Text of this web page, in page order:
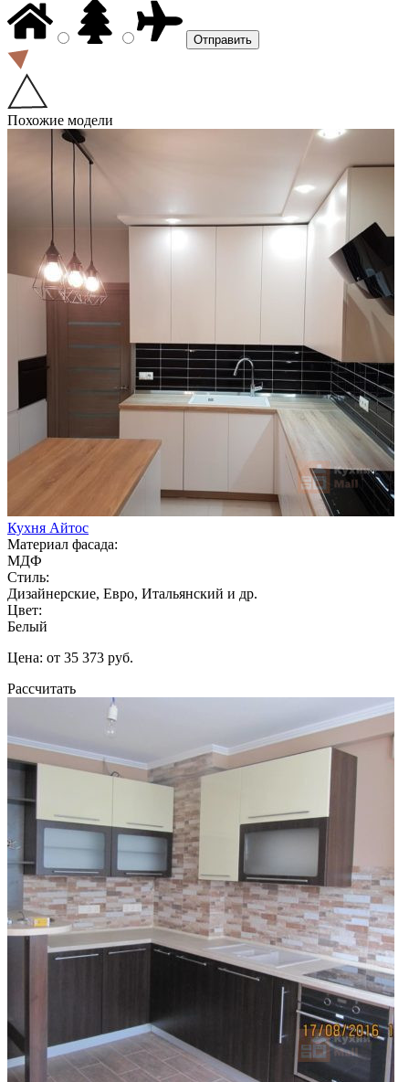
Похожие модели
Кухня Айтос
Материал фасада:
МДФ
Стиль:
Дизайнерские, Евро, Итальянский и др.
Цвет:
Белый
Цена: от 35 373 руб.
Рассчитать